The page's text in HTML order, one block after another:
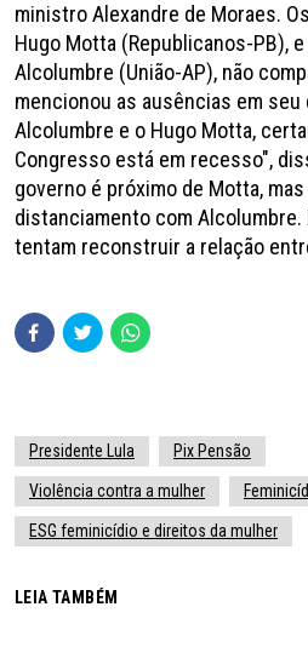
ministro Alexandre de Moraes.
Hugo Motta (Republicanos-PB), e
Alcolumbre (União-AP), não
mencionou as ausências em
Alcolumbre e o Hugo Motta,
Congresso está em recesso",
governo é próximo de Motta,
distanciamento com
tentam reconstruir a relação
Presidente Lula Pix Pensão
Violência contra a mulher
ESG feminicídio e direitos da mulher
LEIA TAMBÉM